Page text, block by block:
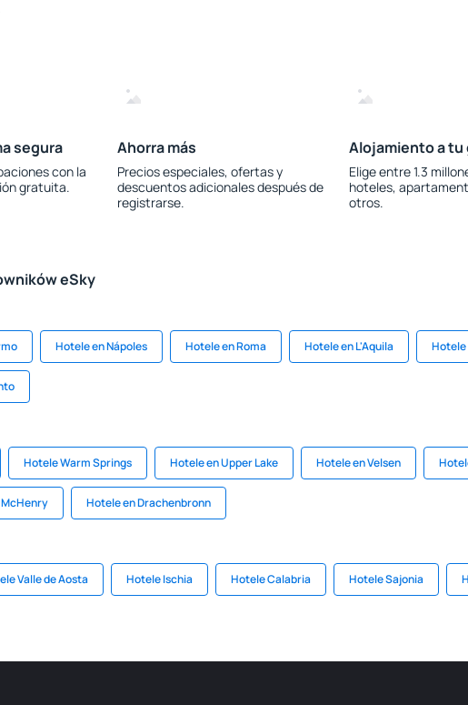
segura
con la
gratuita.
Ahorra más
Precios especiales, ofertas y
descuentos adicionales después de
registrarse.
Alojamiento a
Elige entre 1.3
hoteles,
otros.
eSky
Hotele en Nápoles Hotele en Roma Hotele en L'Aquila Hotele
Hotele Warm Springs Hotele en Upper Lake Hotele en Velsen
Hotele en Drachenbronn
Valle de Aosta Hotele Ischia Hotele Calabria Hotele Sajonia